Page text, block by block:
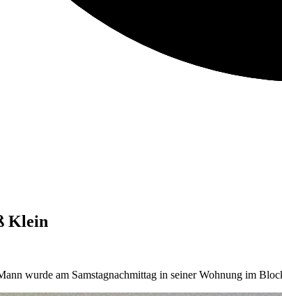
Klein
wurde am Samstagnachmittag in seiner Wohnung im